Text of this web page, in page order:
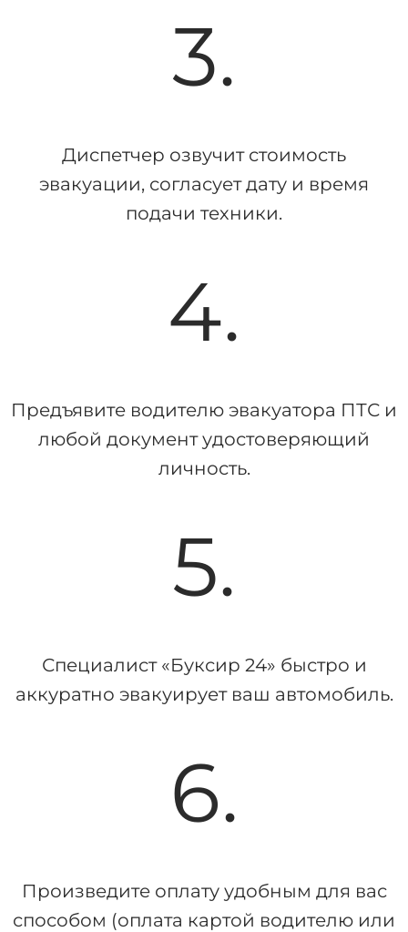
3.
Диспетчер озвучит стоимость
эвакуации, согласует дату и время
подачи техники.
4.
Предъявите водителю эвакуатора ПТС и
любой документ удостоверяющий
личность.
5.
Специалист «Буксир 24» быстро и
аккуратно эвакуирует ваш автомобиль.
6.
Произведите оплату удобным для вас
способом (оплата картой водителю или